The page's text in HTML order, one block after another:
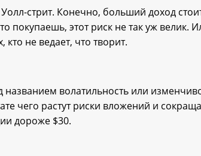
стрит. Конечно, больший доход
покупаешь, этот риск не так уж велик.
не ведает, что творит.
волатильность или
чего растут риски вложений и
дороже $30.